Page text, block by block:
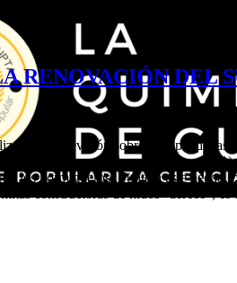
RENOVACIÓN DEL
una revisión sobre el papel de
de estos animales sobre el suelo
los hormigueros.. Junto a este
constructoras de nidos “aéreos”,